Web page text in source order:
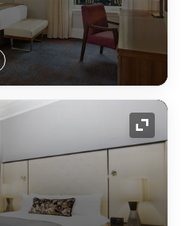
展开